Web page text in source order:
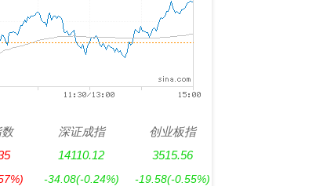
数
深证成指
14110.12
-34.08(-0.24%)
创业板指
3515.56
-19.58(-0.55%)